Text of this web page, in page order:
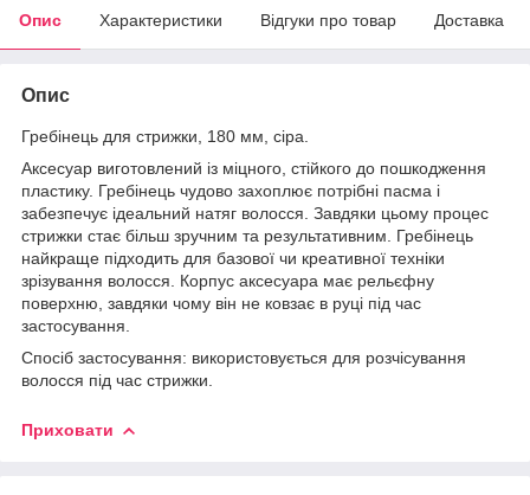
Опис Характеристики Відгуки про товар Доставка
Опис
Гребінець для стрижки, 180 мм, сіра.
Аксесуар виготовлений із міцного, стійкого до пошкодження
пластику. Гребінець чудово захоплює потрібні пасма і
забезпечує ідеальний натяг волосся. Завдяки цьому процес
стрижки стає більш зручним та результативним. Гребінець
найкраще підходить для базової чи креативної техніки
зрізування волосся. Корпус аксесуара має рельєфну
поверхню, завдяки чому він не ковзає в руці під час
застосування.
Спосіб застосування: використовується для розчісування
волосся під час стрижки.
Приховати